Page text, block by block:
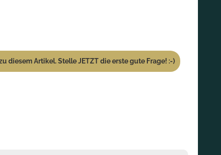
diesem Artikel. Stelle JETZT die erste gute Frage! :-)